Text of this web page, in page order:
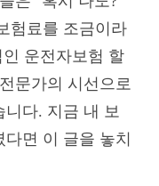
험료를 조금이라
운전자보험 할
문가의 시선으로
다. 지금 내 보
면 이 글을 놓치